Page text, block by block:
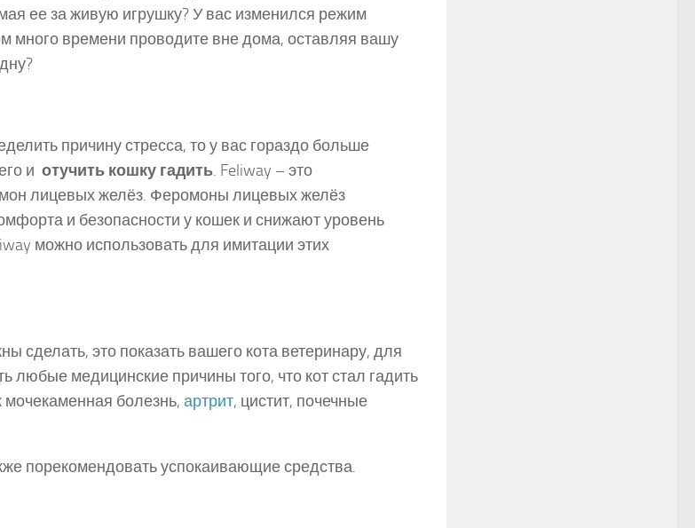
ее за живую игрушку? У вас изменился режим
много времени проводите вне дома, оставляя вашу
причину стресса, то у вас гораздо больше
и отучить кошку гадить. Feliway – это
лицевых желёз. Феромоны лицевых желёз
и безопасности у кошек и снижают уровень
можно использовать для имитации этих
сделать, это показать вашего кота ветеринару, для
любые медицинские причины того, что кот стал гадить
мочекаменная болезнь, артрит, цистит, почечные
порекомендовать успокаивающие средства.